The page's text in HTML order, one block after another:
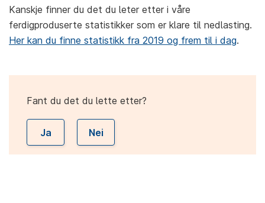
Kanskje finner du det du leter etter i våre
ferdigproduserte statistikker som er klare til nedlasting.
Her kan du finne statistikk fra 2019 og frem til i dag.
Fant du det du lette etter?
Ja Nei